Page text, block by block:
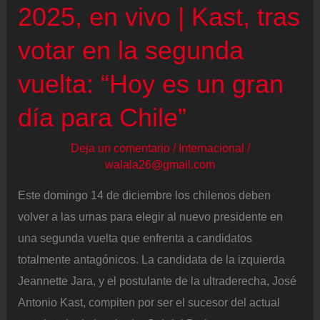
2025, en vivo | Kast, tras
votar en la segunda
vuelta: “Hoy es un gran
día para Chile”
Deja un comentario / Internacional /
walala26@gmail.com
Este domingo 14 de diciembre los chilenos deben
volver a las urnas para elegir al nuevo presidente en
una segunda vuelta que enfrenta a candidatos
totalmente antagónicos. La candidata de la izquierda
Jeannette Jara, y el postulante de la ultraderecha, José
Antonio Kast, compiten por ser el sucesor del actual